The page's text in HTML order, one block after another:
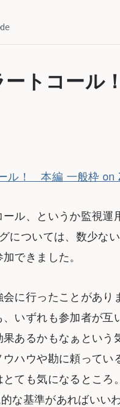
トコール
ル！ 本編 一般枠 on
ル、というか監視
については、数少な
できました。
に行ったことがあ
いずれも参加者が
あるかもなぁとい
ハウや勘に頼ってい
ても気になるとこ
な基準があればいい